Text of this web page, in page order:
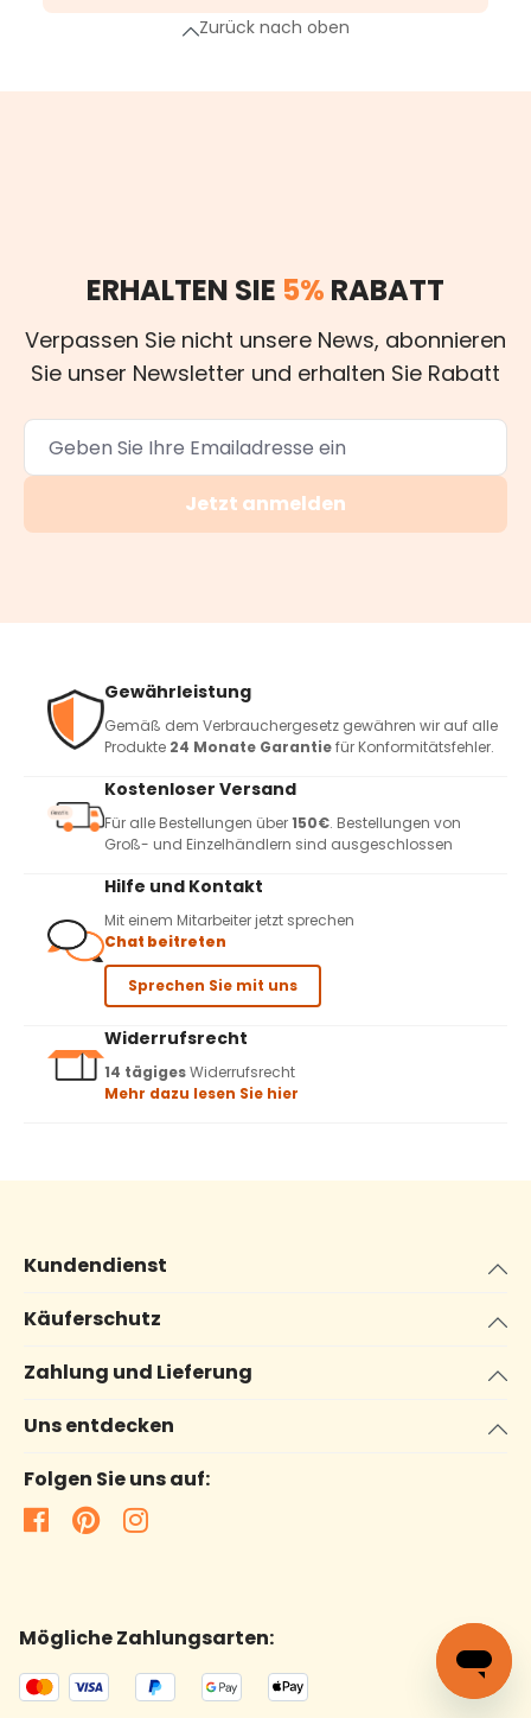
Zurück nach oben
ERHALTEN SIE 5% RABATT
Verpassen Sie nicht unsere News, abonnieren
Sie unser Newsletter und erhalten Sie Rabatt
Jetzt anmelden
Gewährleistung
Gemäß dem Verbrauchergesetz gewähren wir auf alle
Produkte 24 Monate Garantiefür Konformitätsfehler.
Kostenloser Versand
Für alle Bestellungen über150€. Bestellungen von
Groß- und Einzelhändlern sind ausgeschlossen
Hilfe und Kontakt
Mit einem Mitarbeiter jetzt sprechen
Chat beitreten
Sprechen Sie mit uns
Widerrufsrecht
14 tägigesWiderrufsrecht
Mehr dazu lesen Sie hier
Kundendienst
Käuferschutz
Zahlung und Lieferung
Uns entdecken
Folgen Sie uns auf:
Mögliche Zahlungsarten: